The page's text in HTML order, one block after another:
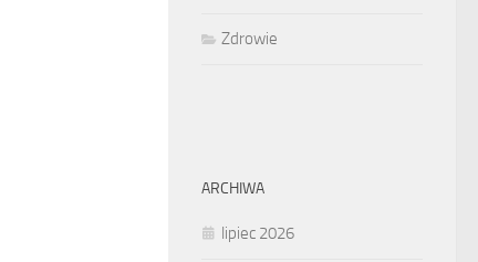
Zdrowie
ARCHIWA
lipiec 2026